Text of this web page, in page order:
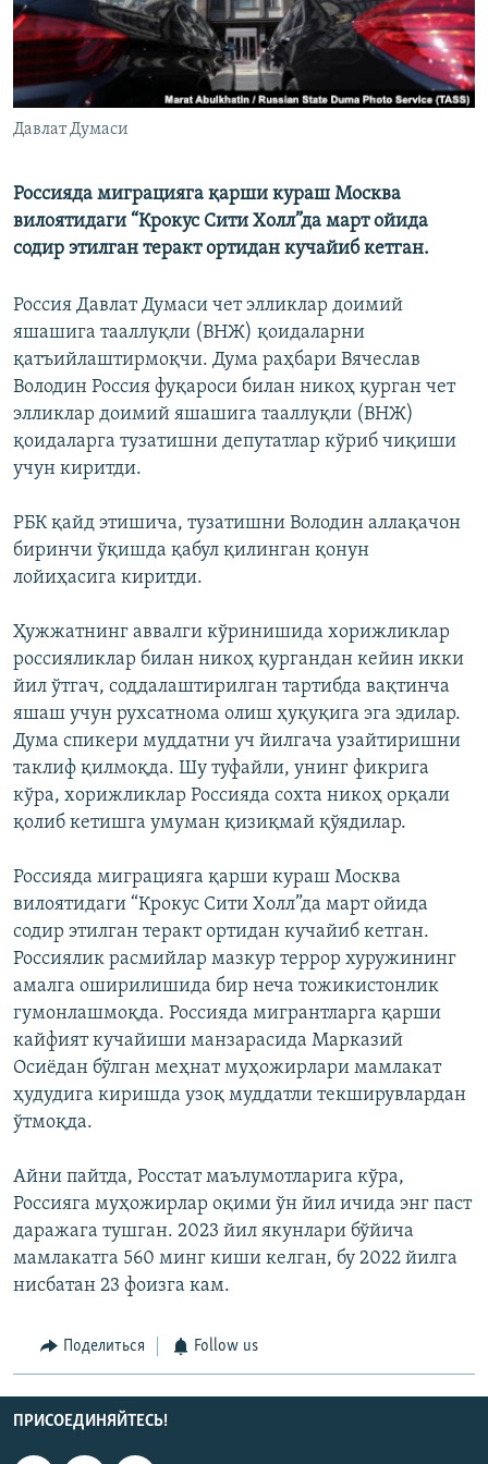
Давлат Думаси
Россияда миграцияга қарши кураш Москва
вилоятидаги “Крокус Сити Холл”да март ойида
содир этилган теракт ортидан кучайиб кетган.
Россия Давлат Думаси чет элликлар доимий
яшашига тааллуқли (ВНЖ) қоидаларни
қатъийлаштирмоқчи. Дума раҳбари Вячеслав
Володин Россия фуқароси билан никоҳ қурган чет
элликлар доимий яшашига тааллуқли (ВНЖ)
қоидаларга тузатишни депутатлар кўриб чиқиши
учун киритди.
РБК қайд этишича, тузатишни Володин аллақачон
биринчи ўқишда қабул қилинган қонун
лойиҳасига киритди.
Ҳужжатнинг аввалги кўринишида хорижликлар
россияликлар билан никоҳ қургандан кейин икки
йил ўтгач, соддалаштирилган тартибда вақтинча
яшаш учун рухсатнома олиш ҳуқуқига эга эдилар.
Дума спикери муддатни уч йилгача узайтиришни
таклиф қилмоқда. Шу туфайли, унинг фикрига
кўра, хорижликлар Россияда сохта никоҳ орқали
қолиб кетишга умуман қизиқмай қўядилар.
Россияда миграцияга қарши кураш Москва
вилоятидаги “Крокус Сити Холл”да март ойида
содир этилган теракт ортидан кучайиб кетган.
Россиялик расмийлар мазкур террор хуружининг
амалга оширилишида бир неча тожикистонлик
гумонлашмоқда. Россияда мигрантларга қарши
кайфият кучайиши манзарасида Марказий
Осиёдан бўлган меҳнат муҳожирлари мамлакат
ҳудудига киришда узоқ муддатли текширувлардан
ўтмоқда.
Айни пайтда, Росстат маълумотларига кўра,
Россияга муҳожирлар оқими ўн йил ичида энг паст
даражага тушган. 2023 йил якунлари бўйича
мамлакатга 560 минг киши келган, бу 2022 йилга
нисбатан 23 фоизга кам.
Поделиться Follow us
ПРИСОЕДИНЯЙТЕСЬ!